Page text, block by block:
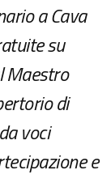
a Cava
su
Maestro
di
voci
e